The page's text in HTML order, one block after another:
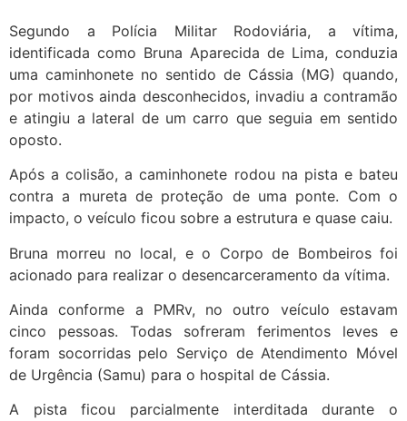
Segundo a Polícia Militar Rodoviária, a vítima,
identificada como Bruna Aparecida de Lima, conduzia
uma caminhonete no sentido de Cássia (MG) quando,
por motivos ainda desconhecidos, invadiu a contramão
e atingiu a lateral de um carro que seguia em sentido
oposto.
Após a colisão, a caminhonete rodou na pista e bateu
contra a mureta de proteção de uma ponte. Com o
impacto, o veículo ficou sobre a estrutura e quase caiu.
Bruna morreu no local, e o Corpo de Bombeiros foi
acionado para realizar o desencarceramento da vítima.
Ainda conforme a PMRv, no outro veículo estavam
cinco pessoas. Todas sofreram ferimentos leves e
foram socorridas pelo Serviço de Atendimento Móvel
de Urgência (Samu) para o hospital de Cássia.
A pista ficou parcialmente interditada durante o